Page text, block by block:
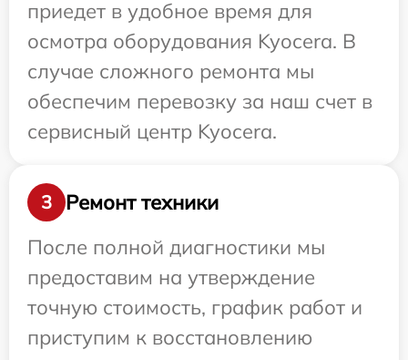
приедет в удобное время для
осмотра оборудования Kyocera. В
случае сложного ремонта мы
обеспечим перевозку за наш счет в
сервисный центр Kyocera.
3
Ремонт техники
После полной диагностики мы
предоставим на утверждение
точную стоимость, график работ и
приступим к восстановлению